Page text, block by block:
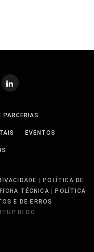
PARCERIAS
EVENTOS
|POLÍTICA DE
FICHA TÉCNICA |POLÍTICA
E DE ERROS
BLOG